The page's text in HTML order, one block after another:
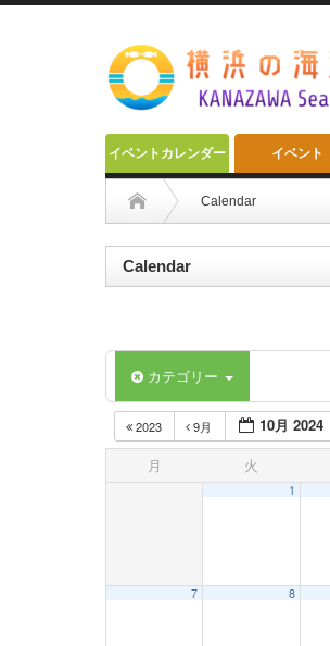
イベントカレンダー イベント
Calendar
Calendar
カテゴリー
2023 9月 10月 2024
月 火
1
7 8